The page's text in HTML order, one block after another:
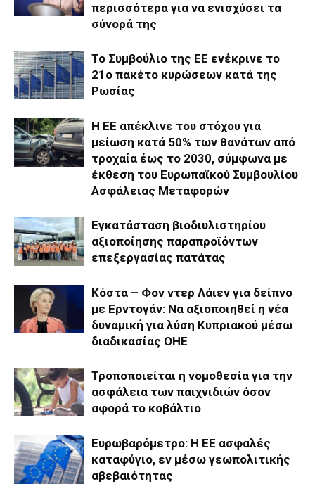
περισσότερα για να ενισχύσει τα
σύνορά της
Το Συμβούλιο της ΕΕ ενέκρινε το
21ο πακέτο κυρώσεων κατά της
Ρωσίας
Η ΕΕ απέκλινε του στόχου για
μείωση κατά 50% των θανάτων από
τροχαία έως το 2030, σύμφωνα με
έκθεση του Ευρωπαϊκού Συμβουλίου
Ασφάλειας Μεταφορών
Εγκατάσταση βιοδιυλιστηρίου
αξιοποίησης παραπροϊόντων
επεξεργασίας πατάτας
Κόστα – Φον ντερ Λάιεν για δείπνο
με Ερντογάν: Να αξιοποιηθεί η νέα
δυναμική για λύση Κυπριακού μέσω
διαδικασίας ΟΗΕ
Τροποποιείται η νομοθεσία για την
ασφάλεια των παιχνιδιών όσον
αφορά το κοβάλτιο
Ευρωβαρόμετρο: Η ΕΕ ασφαλές
καταφύγιο, εν μέσω γεωπολιτικής
αβεβαιότητας